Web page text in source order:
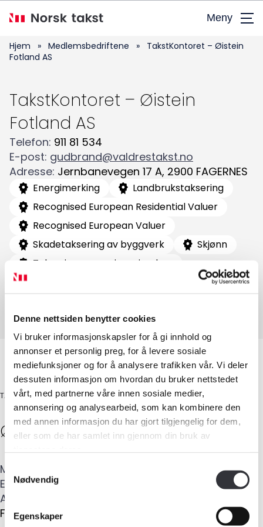
Denne nettsiden benytter cookies
Vi bruker informasjonskapsler for å gi innhold og
annonser et personlig preg, for å levere sosiale
mediefunksjoner og for å analysere trafikken vår. Vi deler
dessuten informasjon om hvordan du bruker nettstedet
vårt, med partnerne våre innen sosiale medier,
annonsering og analysearbeid, som kan kombinere den
med annen informasjon du har gjort tilgjengelig for dem,
eller som de har samlet inn gjennom din bruk av
Nødvendig
Egenskaper
hovedinnhold
Meny
Søk
etter:
Kurs og konferanser
Hjem » Medlemsbedriftene »
TakstKontoret – Øistein
Fotland AS
TakstKontoret – Øistein
Fotland AS
Telefon: 911 81 534
E-post: gudbrand@valdrestakst.no
Adresse: Jernbanevegen 17 A, 2900 FAGERNES
Energimerking
Landbrukstaksering
Recognised European Residential Valuer
Recognised European Valuer
Skadetaksering av byggverk
Skjønn
Taksering av næringseiendom
TAKSTMANN
Øistein Fotland
Mobil
E-post: fotland@takstkontoret.no
Adresse
FYLLINGSDALEN